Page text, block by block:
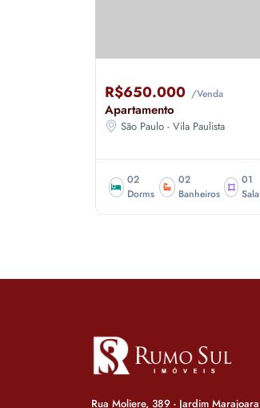
R$650.000 /Venda
Apartamento
São Paulo - Vila Paulista
02
Dorms
02
Banheiros
01
Sala
Rua Moliere, 389 - Jardim Marajoara